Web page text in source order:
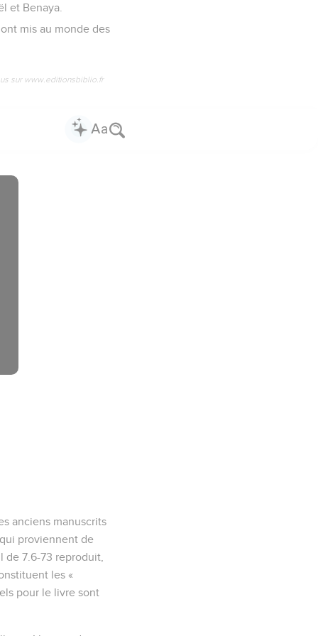
et Benaya.
mis au monde des
sur www.editionsbiblio.fr
anciens manuscrits
proviennent de
de 7.6-73 reproduit,
les «
pour le livre sont